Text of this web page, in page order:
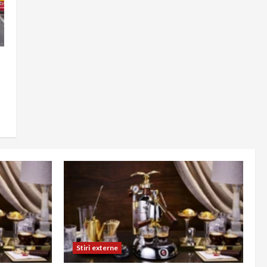
Stiri externe